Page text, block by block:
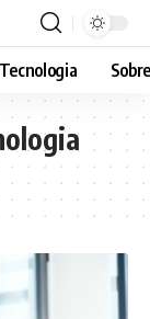
Tecnologia